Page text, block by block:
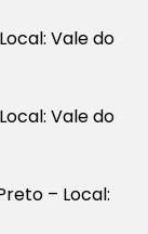
Vale do
Vale do
– Local: